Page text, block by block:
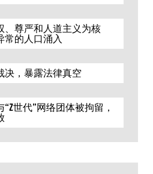
、尊严和人道主义为核
常的人口涌入
决，暴露法律真空
世代”网络团体被拘留，